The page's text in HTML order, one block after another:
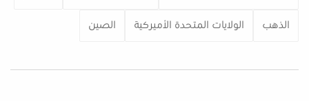
الذهب الولايات المتحدة الأميركية الصين